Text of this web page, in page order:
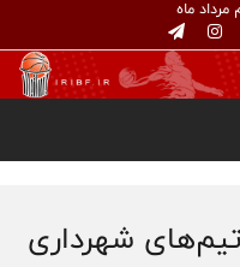
ماه
شهرداری